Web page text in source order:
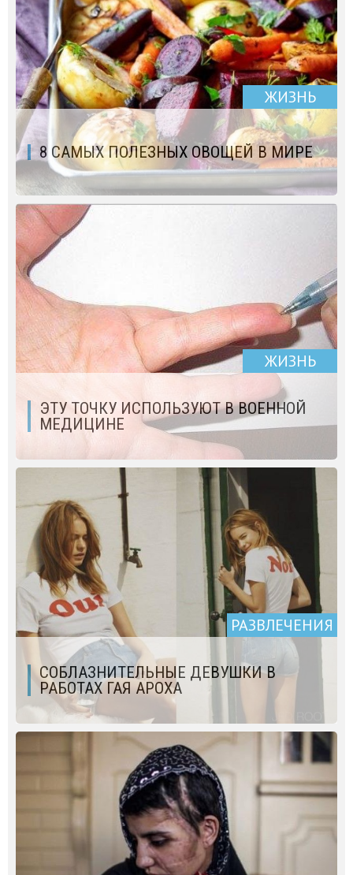
ЖИЗНЬ
8 САМЫХ ПОЛЕЗНЫХ ОВОЩЕЙ В МИРЕ
ЖИЗНЬ
ЭТУ ТОЧКУ ИСПОЛЬЗУЮТ В ВОЕННОЙ
МЕДИЦИНЕ
РАЗВЛЕЧЕНИЯ
СОБЛАЗНИТЕЛЬНЫЕ ДЕВУШКИ В
РАБОТАХ ГАЯ АРОХА